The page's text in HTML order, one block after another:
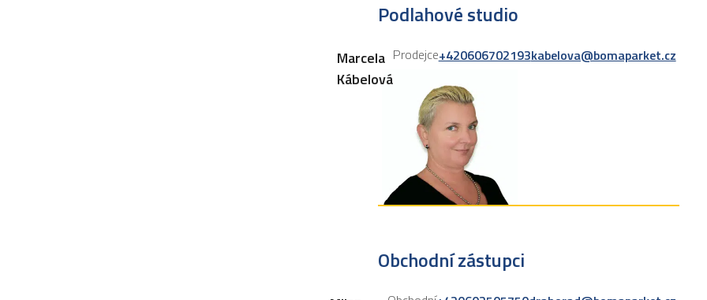
Podlahové studio
Marcela
Kábelová
Prodejce+420606702193kabelova@bomaparket.cz
Obchodní zástupci